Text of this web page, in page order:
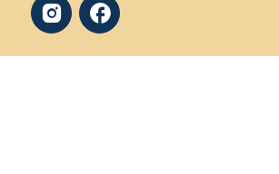
 